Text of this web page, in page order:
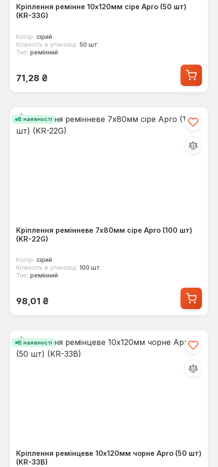
Кріплення ремінне 10х120мм сіре Apro (50 шт)
(KR-33G)
Колір: сірий
Кількість в упаковці: 50 шт
Тип: ремінний
Звичайна ціна:
71,28 ₴
В наявності
Кріплення ремінневе 7х80мм сіре Apro (100 шт)
(KR-22G)
Колір: сірий
Кількість в упаковці: 100 шт
Тип: ремінний
Звичайна ціна:
98,01 ₴
В наявності
Кріплення ремінцеве 10х120мм чорне Apro (50 шт)
(KR-33B)